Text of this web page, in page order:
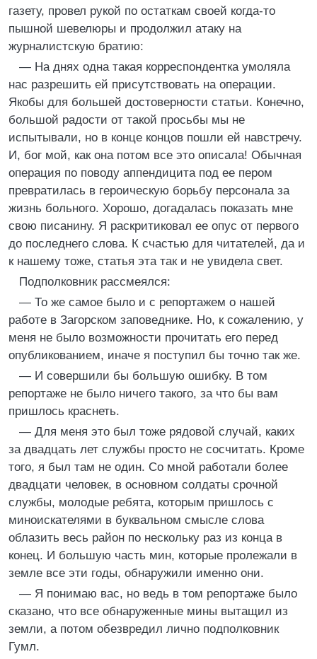
газету, провел рукой по остаткам своей когда-то
пышной шевелюры и продолжил атаку на
журналистскую братию:
— На днях одна такая корреспондентка умоляла
нас разрешить ей присутствовать на операции.
Якобы для большей достоверности статьи. Конечно,
большой радости от такой просьбы мы не
испытывали, но в конце концов пошли ей навстречу.
И, бог мой, как она потом все это описала! Обычная
операция по поводу аппендицита под ее пером
превратилась в героическую борьбу персонала за
жизнь больного. Хорошо, догадалась показать мне
свою писанину. Я раскритиковал ее опус от первого
до последнего слова. К счастью для читателей, да и
к нашему тоже, статья эта так и не увидела свет.
Подполковник рассмеялся:
— То же самое было и с репортажем о нашей
работе в Загорском заповеднике. Но, к сожалению, у
меня не было возможности прочитать его перед
опубликованием, иначе я поступил бы точно так же.
— И совершили бы большую ошибку. В том
репортаже не было ничего такого, за что бы вам
пришлось краснеть.
— Для меня это был тоже рядовой случай, каких
за двадцать лет службы просто не сосчитать. Кроме
того, я был там не один. Со мной работали более
двадцати человек, в основном солдаты срочной
службы, молодые ребята, которым пришлось с
миноискателями в буквальном смысле слова
облазить весь район по нескольку раз из конца в
конец. И большую часть мин, которые пролежали в
земле все эти годы, обнаружили именно они.
— Я понимаю вас, но ведь в том репортаже было
сказано, что все обнаруженные мины вытащил из
земли, а потом обезвредил лично подполковник
Гумл.